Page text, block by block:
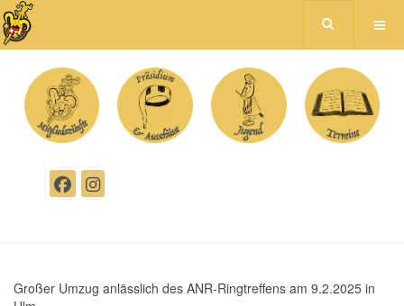
Großer Umzug anlässlich des ANR-Ringtreffens am 9.2.2025 in